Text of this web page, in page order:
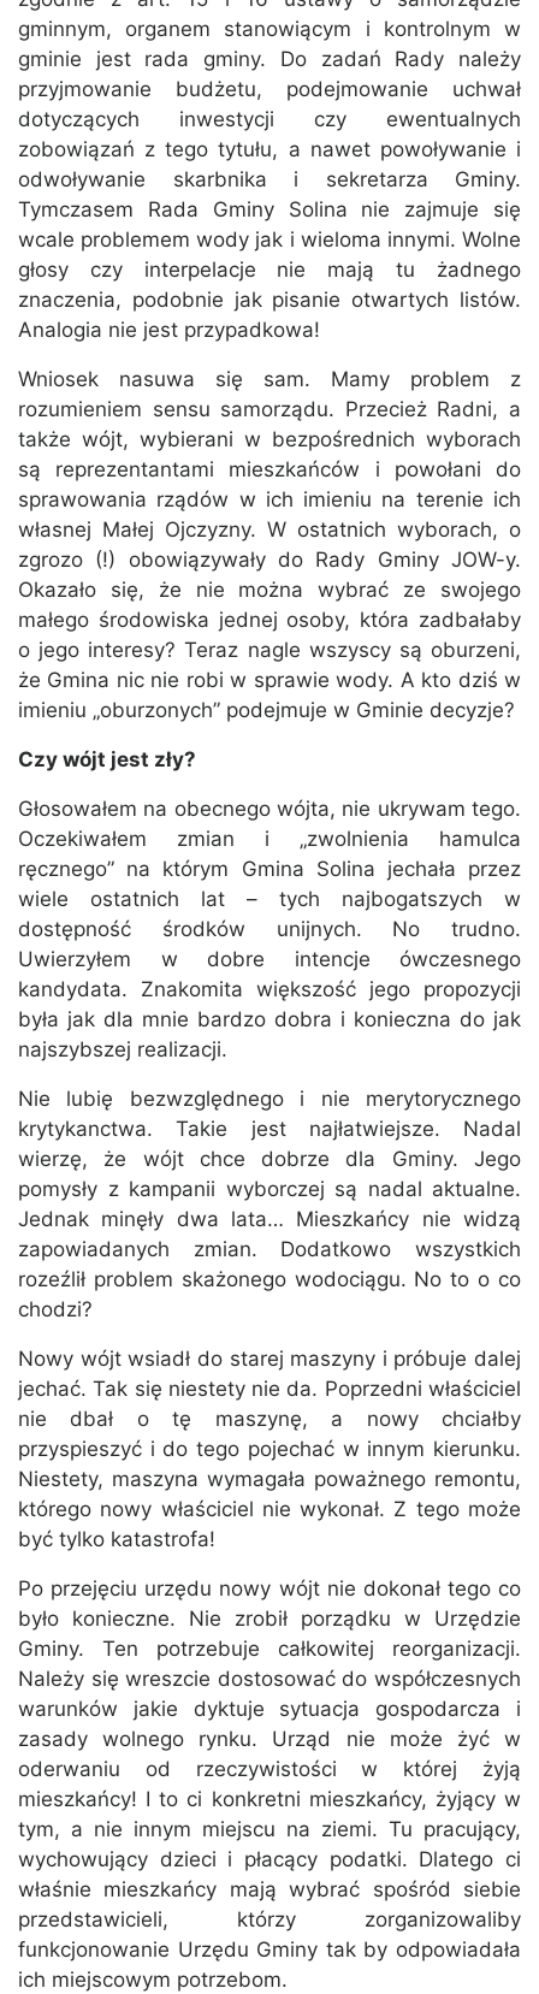
gminnym, organem stanowiącym i kontrolnym w
gminie jest rada gminy. Do zadań Rady należy
przyjmowanie budżetu, podejmowanie uchwał
dotyczących inwestycji czy ewentualnych
zobowiązań z tego tytułu, a nawet powoływanie i
odwoływanie skarbnika i sekretarza Gminy.
Tymczasem Rada Gminy Solina nie zajmuje się
wcale problemem wody jak i wieloma innymi. Wolne
głosy czy interpelacje nie mają tu żadnego
znaczenia, podobnie jak pisanie otwartych listów.
Analogia nie jest przypadkowa!
Wniosek nasuwa się sam. Mamy problem z
rozumieniem sensu samorządu. Przecież Radni, a
także wójt, wybierani w bezpośrednich wyborach
są reprezentantami mieszkańców i powołani do
sprawowania rządów w ich imieniu na terenie ich
własnej Małej Ojczyzny. W ostatnich wyborach, o
zgrozo (!) obowiązywały do Rady Gminy JOW-y.
Okazało się, że nie można wybrać ze swojego
małego środowiska jednej osoby, która zadbałaby
o jego interesy? Teraz nagle wszyscy są oburzeni,
że Gmina nic nie robi w sprawie wody. A kto dziś w
imieniu „oburzonych” podejmuje w Gminie decyzje?
Czy wójt jest zły?
Głosowałem na obecnego wójta, nie ukrywam tego.
Oczekiwałem zmian i „zwolnienia hamulca
ręcznego” na którym Gmina Solina jechała przez
wiele ostatnich lat – tych najbogatszych w
dostępność środków unijnych. No trudno.
Uwierzyłem w dobre intencje ówczesnego
kandydata. Znakomita większość jego propozycji
była jak dla mnie bardzo dobra i konieczna do jak
najszybszej realizacji.
Nie lubię bezwzględnego i nie merytorycznego
krytykanctwa. Takie jest najłatwiejsze. Nadal
wierzę, że wójt chce dobrze dla Gminy. Jego
pomysły z kampanii wyborczej są nadal aktualne.
Jednak minęły dwa lata… Mieszkańcy nie widzą
zapowiadanych zmian. Dodatkowo wszystkich
rozeźlił problem skażonego wodociągu. No to o co
chodzi?
Nowy wójt wsiadł do starej maszyny i próbuje dalej
jechać. Tak się niestety nie da. Poprzedni właściciel
nie dbał o tę maszynę, a nowy chciałby
przyspieszyć i do tego pojechać w innym kierunku.
Niestety, maszyna wymagała poważnego remontu,
którego nowy właściciel nie wykonał. Z tego może
być tylko katastrofa!
Po przejęciu urzędu nowy wójt nie dokonał tego co
było konieczne. Nie zrobił porządku w Urzędzie
Gminy. Ten potrzebuje całkowitej reorganizacji.
Należy się wreszcie dostosować do współczesnych
warunków jakie dyktuje sytuacja gospodarcza i
zasady wolnego rynku. Urząd nie może żyć w
oderwaniu od rzeczywistości w której żyją
mieszkańcy! I to ci konkretni mieszkańcy, żyjący w
tym, a nie innym miejscu na ziemi. Tu pracujący,
wychowujący dzieci i płacący podatki. Dlatego ci
właśnie mieszkańcy mają wybrać spośród siebie
przedstawicieli, którzy zorganizowaliby
funkcjonowanie Urzędu Gminy tak by odpowiadała
ich miejscowym potrzebom.